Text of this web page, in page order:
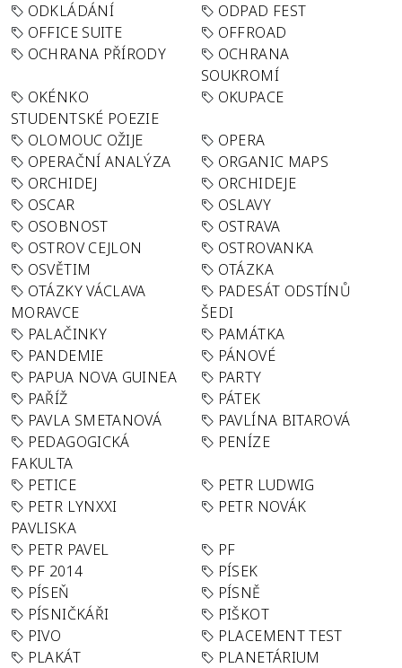
ODKLÁDÁNÍ
ODPAD FEST
OFFICE SUITE
OFFROAD
OCHRANA PŘÍRODY
OCHRANA
SOUKROMÍ
OKÉNKO
STUDENTSKÉ POEZIE
OKUPACE
OLOMOUC OŽIJE
OPERA
OPERAČNÍ ANALÝZA
ORGANIC MAPS
ORCHIDEJ
ORCHIDEJE
OSCAR
OSLAVY
OSOBNOST
OSTRAVA
OSTROV CEJLON
OSTROVANKA
OSVĚTIM
OTÁZKA
OTÁZKY VÁCLAVA
MORAVCE
PADESÁT ODSTÍNŮ
ŠEDI
PALAČINKY
PAMÁTKA
PANDEMIE
PÁNOVÉ
PAPUA NOVA GUINEA
PARTY
PAŘÍŽ
PÁTEK
PAVLA SMETANOVÁ
PAVLÍNA BITAROVÁ
PEDAGOGICKÁ
FAKULTA
PENÍZE
PETICE
PETR LUDWIG
PETR LYNXXI
PAVLISKA
PETR NOVÁK
PETR PAVEL
PF
PF 2014
PÍSEK
PÍSEŇ
PÍSNĚ
PÍSNIČKÁŘI
PIŠKOT
PIVO
PLACEMENT TEST
PLAKÁT
PLANETÁRIUM